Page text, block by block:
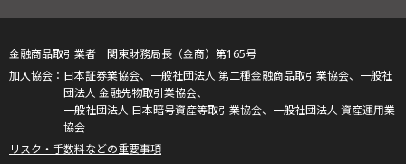
金融商品取引業者 関東財務局長（金商）第165号
日本証券業協会、一般社団法人 第二種金融商品取引業協会、一般社
団法人 金融先物取引業協会、
一般社団法人 日本暗号資産等取引業協会、一般社団法人 資産運用業
協会
リスク・手数料などの重要事項